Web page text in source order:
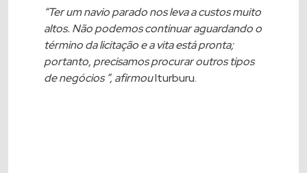
“Ter um navio parado nos leva a custos muito
altos. Não podemos continuar aguardando o
término da licitação e a vita está pronta;
portanto, precisamos procurar outros tipos
de negócios ”, afirmouIturburu.